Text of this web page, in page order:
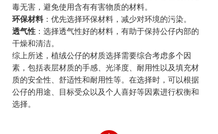
毒无害，避免使用含有有害物质的材料。
环保材料：优先选择环保材料，减少对环境的污染。
透气性：选择透气性好的材料，有助于保持公仔内部的
干燥和清洁。
综上所述，植绒公仔的材质选择需要综合考虑多个因
素，包括表层材质的手感、光泽度、耐用性以及填充材
质的安全性、舒适性和耐用性等。在选择时，可以根据
公仔的用途、目标受众以及个人喜好等因素进行权衡和
选择。